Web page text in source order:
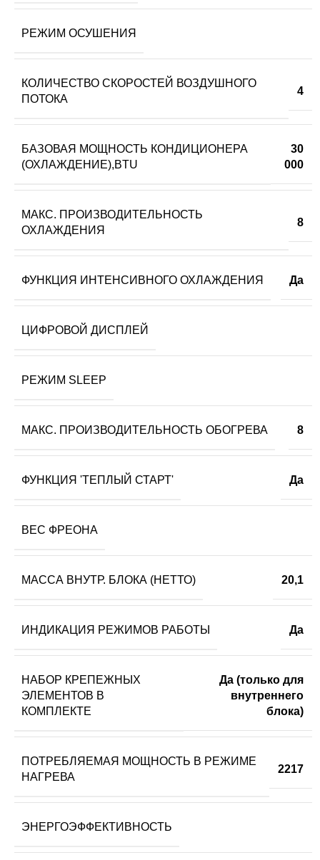
РЕЖИМ ОСУШЕНИЯ
КОЛИЧЕСТВО СКОРОСТЕЙ ВОЗДУШНОГО
ПОТОКА
4
БАЗОВАЯ МОЩНОСТЬ КОНДИЦИОНЕРА
(ОХЛАЖДЕНИЕ),BTU
30
000
МАКС. ПРОИЗВОДИТЕЛЬНОСТЬ
ОХЛАЖДЕНИЯ
8
ФУНКЦИЯ ИНТЕНСИВНОГО ОХЛАЖДЕНИЯ Да
ЦИФРОВОЙ ДИСПЛЕЙ
РЕЖИМ SLEEP
МАКС. ПРОИЗВОДИТЕЛЬНОСТЬ ОБОГРЕВА 8
ФУНКЦИЯ 'ТЕПЛЫЙ СТАРТ' Да
ВЕС ФРЕОНА
МАССА ВНУТР. БЛОКА (НЕТТО) 20,1
ИНДИКАЦИЯ РЕЖИМОВ РАБОТЫ Да
НАБОР КРЕПЕЖНЫХ
ЭЛЕМЕНТОВ В
КОМПЛЕКТЕ
Да (только для
внутреннего
блока)
ПОТРЕБЛЯЕМАЯ МОЩНОСТЬ В РЕЖИМЕ
НАГРЕВА
2217
ЭНЕРГОЭФФЕКТИВНОСТЬ